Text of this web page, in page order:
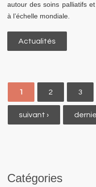
autour des soins palliatifs
à l’échelle mondiale.
Actualités
Pages
1 2 3
suivant ›
Catégories